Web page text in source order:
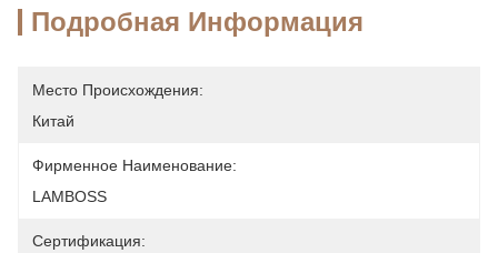
Подробная Информация
Место Происхождения:
Китай
Фирменное Наименование:
LAMBOSS
Сертификация: